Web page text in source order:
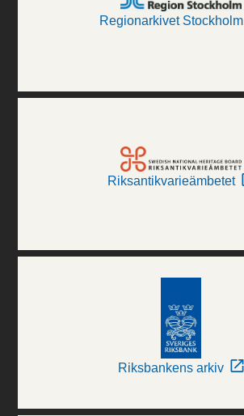
Regionarkivet Stockholm
Riksantikvarieämbetet
Riksbankens arkiv